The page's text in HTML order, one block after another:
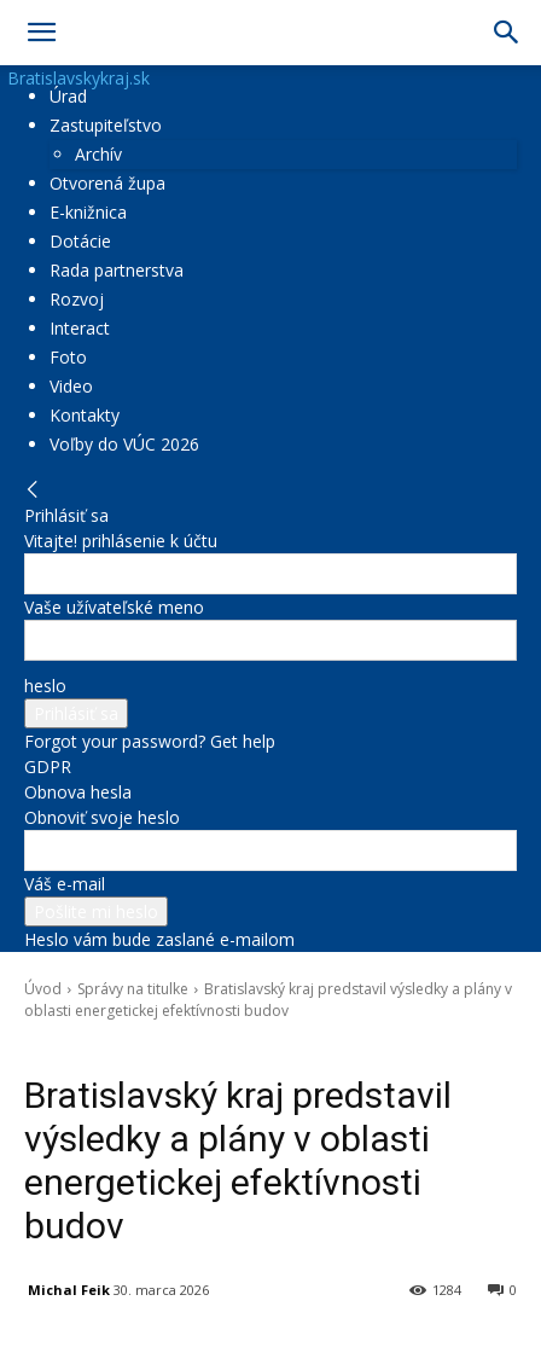
Bratislavskykraj.sk
Úrad
Zastupiteľstvo
Archív
Otvorená župa
E-knižnica
Dotácie
Rada partnerstva
Rozvoj
Interact
Foto
Video
Kontakty
Voľby do VÚC 2026
Prihlásiť sa
Vitajte! prihlásenie k účtu
Vaše užívateľské meno
heslo
Forgot your password? Get help
GDPR
Obnova hesla
Obnoviť svoje heslo
Váš e-mail
Heslo vám bude zaslané e-mailom
Úvod Správy na titulke
Bratislavský kraj predstavil výsledky a plány v
oblasti energetickej efektívnosti budov
Bratislavský kraj predstavil
výsledky a plány v oblasti
energetickej efektívnosti
budov
Michal Feik 30. marca 2026 0
1284